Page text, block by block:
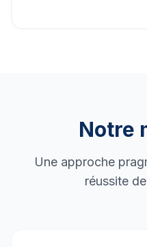
Notre
Une approche
réussite